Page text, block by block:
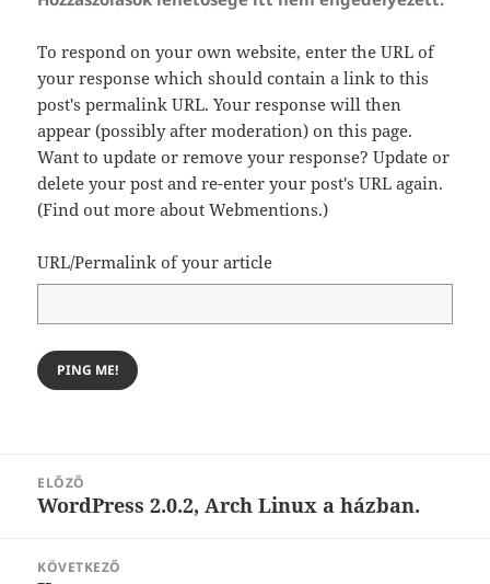
To respond on your own website, enter the URL of
your response which should contain a link to this
post's permalink URL. Your response will then
appear (possibly after moderation) on this page.
Want to update or remove your response? Update or
delete your post and re-enter your post's URL again.
(Find out more about Webmentions.)
URL/Permalink of your article
navigáció
ELŐZŐ
Korábbi
WordPress 2.0.2, Arch Linux a házban.
KÖVETKEZŐ